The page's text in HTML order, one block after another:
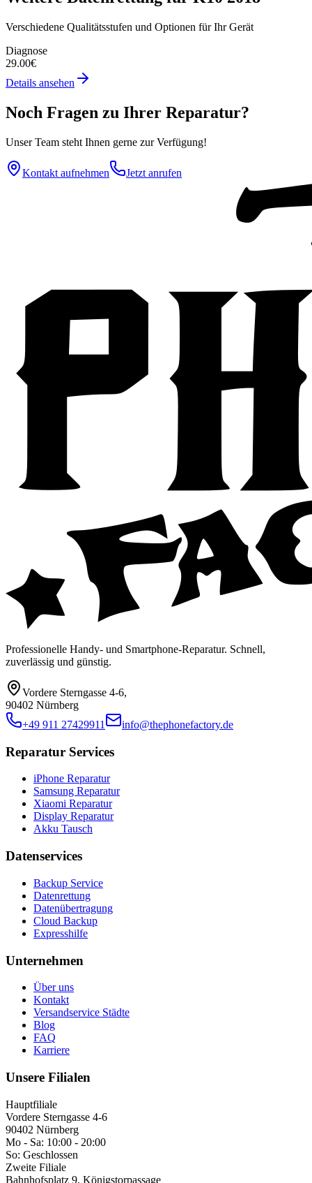
Verschiedene Qualitätsstufen und Optionen für Ihr Gerät
Diagnose
29.00€
Details ansehen
Noch Fragen zu Ihrer Reparatur?
Unser Team steht Ihnen gerne zur Verfügung!
Kontakt aufnehmen Jetzt anrufen
Professionelle Handy- und Smartphone-Reparatur. Schnell,
zuverlässig und günstig.
Vordere Sterngasse 4-6,
90402 Nürnberg
+49 911 27429911
info@thephonefactory.de
Reparatur Services
iPhone Reparatur
Samsung Reparatur
Xiaomi Reparatur
Display Reparatur
Akku Tausch
Datenservices
Backup Service
Datenrettung
Datenübertragung
Cloud Backup
Expresshilfe
Unternehmen
Über uns
Kontakt
Versandservice Städte
Blog
FAQ
Karriere
Unsere Filialen
Hauptfiliale
Vordere Sterngasse 4-6
90402 Nürnberg
Mo - Sa: 10:00 - 20:00
So: Geschlossen
Zweite Filiale
Bahnhofsplatz 9, Königstorpassage